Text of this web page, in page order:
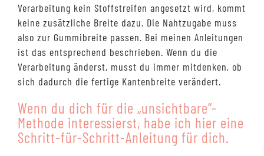
Verarbeitung kein Stoffstreifen angesetzt wird, kommt
keine zusätzliche Breite dazu. Die Nahtzugabe muss
also zur Gummibreite passen. Bei meinen Anleitungen
ist das entsprechend beschrieben. Wenn du die
Verarbeitung änderst, musst du immer mitdenken, ob
sich dadurch die fertige Kantenbreite verändert.
Wenn du dich für die „unsichtbare“-
Methode interessierst, habe ich hier eine
Schritt-für-Schritt-Anleitung für dich.